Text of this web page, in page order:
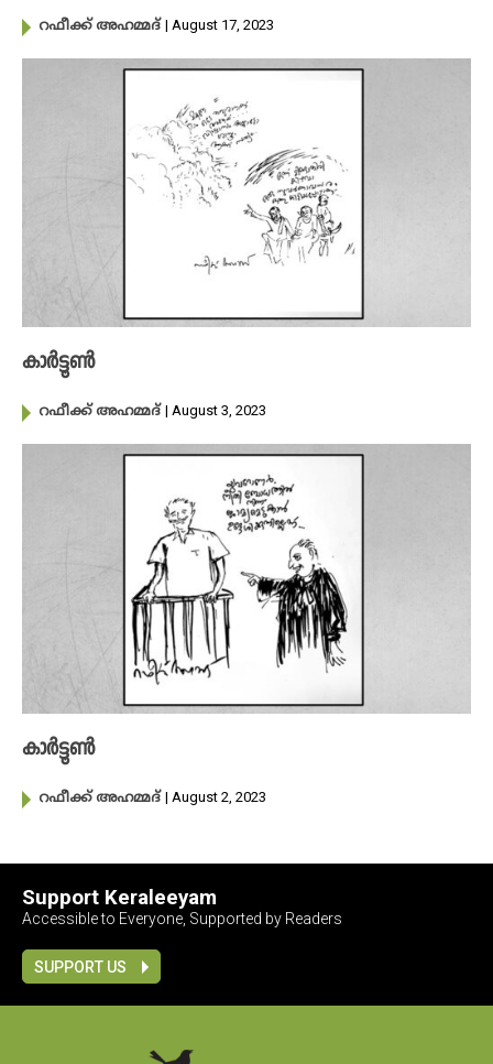
റഫീക്ക് അഹമ്മദ് | August 17, 2023
കാർട്ടൂൺ
റഫീക്ക് അഹമ്മദ് | August 3, 2023
കാർട്ടൂൺ
റഫീക്ക് അഹമ്മദ് | August 2, 2023
Support Keraleeyam
Accessible to Everyone, Supported by Readers
SUPPORT US